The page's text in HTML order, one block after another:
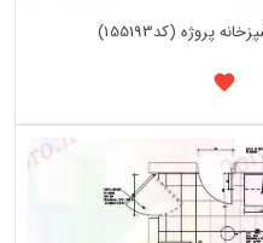
پروژه (کد155193)